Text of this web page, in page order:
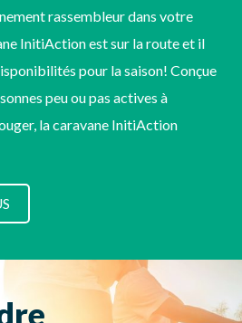
rassembleur dans votre
InitiAction est sur la route et il
pour la saison! Conçue
peu ou pas actives à
la caravane InitiAction